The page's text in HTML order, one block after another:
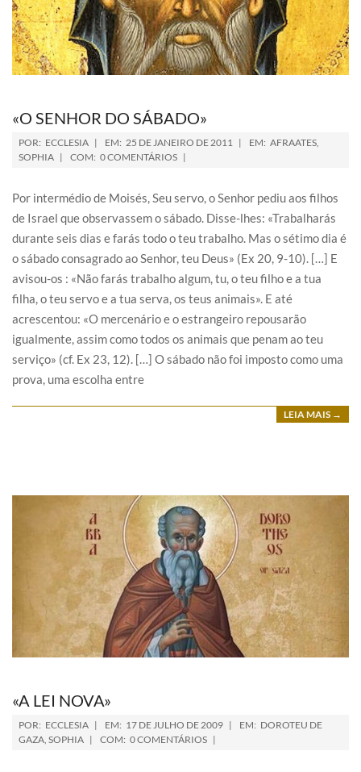
«O SENHOR DO SÁBADO»
POR: ECCLESIA EM: 25 DE JANEIRO DE 2011 EM: AFRAATES
SOPHIA
COM: 0 COMENTÁRIOS
Por intermédio de Moisés, Seu servo, o Senhor pediu aos filhos
de Israel que observassem o sábado. Disse-lhes: «Trabalharás
durante seis dias e farás todo o teu trabalho. Mas o sétimo dia é
o sábado consagrado ao Senhor, teu Deus» (Ex 20, 9-10). […] E
avisou-os : «Não farás trabalho algum, tu, o teu filho e a tua
filha, o teu servo e a tua serva, os teus animais». E até
acrescentou: «O mercenário e o estrangeiro repousarão
igualmente, assim como todos os animais que penam ao teu
serviço» (cf. Ex 23, 12). […] O sábado não foi imposto como uma
prova, uma escolha entre
LEIA MAIS →
«A LEI NOVA»
POR: ECCLESIA EM: 17 DE JULHO DE 2009 EM: DOROTEU DE
GAZA, SOPHIA COM: 0 COMENTÁRIOS